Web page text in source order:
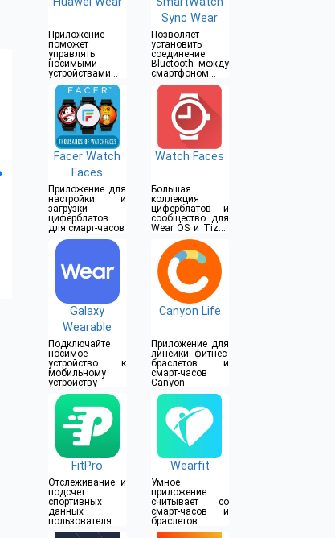
Приложение
поможет
управлять
носимыми
устройствами
Huawei
Sync Wear
Позволяет
установить
соединение
Bluetooth между
смартфоном
Android и
Smartwatch
Facer Watch
Faces
Приложение для
настройки и
загрузки
циферблатов
для смарт-часов
Watch Faces
Большая
коллекция
циферблатов и
сообщество для
Wear OS и Tizen
для часов
Samsung Galaxy
Galaxy
Wearable
Подключайте
носимое
устройство к
мобильному
устройству
Canyon Life
Приложение для
линейки фитнес-
браслетов и
смарт-часов
Canyon
FitPro
Отслеживание и
подсчет
спортивных
данных
пользователя
Wearfit
Умное
приложение
считывает со
смарт-часов и
браслетов
состояние